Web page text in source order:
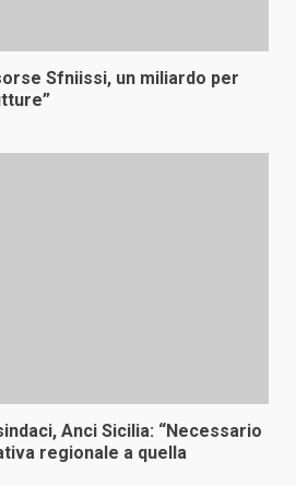
Sfniissi, un miliardo per
Anci Sicilia: “Necessario
regionale a quella